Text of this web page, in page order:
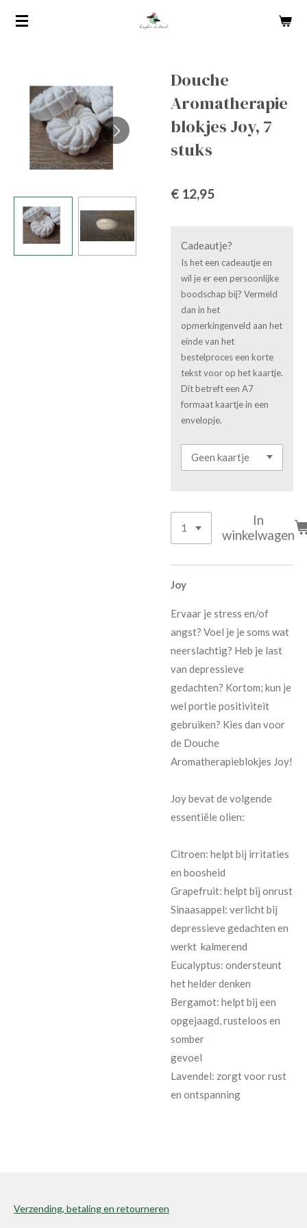
Ga
hoofdinhoud
Douche
Aromatherapie
blokjes Joy, 7
stuks
€ 12,95
Cadeautje?
Is het een cadeautje en
wil je er een persoonlijke
boodschap bij? Vermeld
dan in het
opmerkingenveld aan het
einde van het
bestelproces een korte
tekst voor op het kaartje.
Dit betreft een A7
formaat kaartje in een
envelopje.
In
winkelwagen
Joy
Ervaar je stress en/of
angst? Voel je je soms wat
neerslachtig? Heb je last
van depressieve
gedachten? Kortom; kun je
wel portie positiviteit
gebruiken? Kies dan voor
de Douche
Aromatherapieblokjes Joy!
Joy bevat de volgende
essentiële olien:
Citroen: helpt bij irritaties
en boosheid
Grapefruit: helpt bij onrust
Sinaasappel: verlicht bij
depressieve gedachten en
werkt kalmerend
Eucalyptus: ondersteunt
het helder denken
Bergamot: helpt bij een
opgejaagd, rusteloos en
somber
gevoel
Lavendel: zorgt voor rust
en ontspanning
Verzending, betaling en retourneren